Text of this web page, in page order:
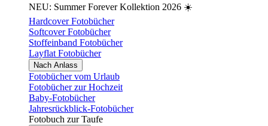
NEU: Summer Forever Kollektion 2026 ☀️
Hardcover Fotobücher
Softcover Fotobücher
Stoffeinband Fotobücher
Layflat Fotobücher
Nach Anlass
Fotobücher vom Urlaub
Fotobücher zur Hochzeit
Baby-Fotobücher
Jahresrückblick-Fotobücher
Fotobuch zur Taufe